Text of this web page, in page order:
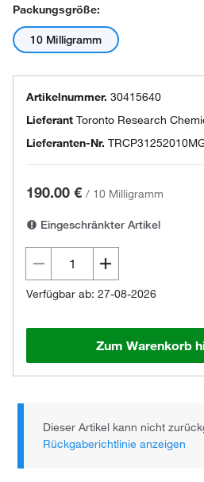
Packungsgröße:
10 Milligramm
Artikelnummer. 30415640
Lieferant Toronto Research
Lieferanten-Nr.
190.00 € / 10 Milligramm
Eingeschränkter Artikel
Verfügbar ab: 27-08-2026
Zum Warenkorb
Dieser Artikel kann nicht
Rückgaberichtlinie anzeigen